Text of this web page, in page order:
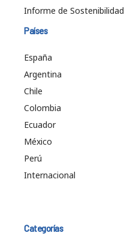
Informe de Sostenibilidad
Países
España
Argentina
Chile
Colombia
Ecuador
México
Perú
Internacional
Categorías